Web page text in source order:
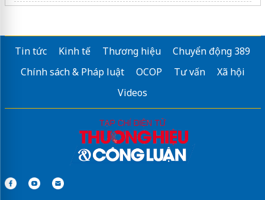
Nước giặt xảHC Việt Nam
Sửa máy rửa bát bosch
Tin tức Kinh tế Thương hiệu
Chuyển động 389
Chính sách & Pháp luật
OCOP Tư vấn
Xã hội
Videos